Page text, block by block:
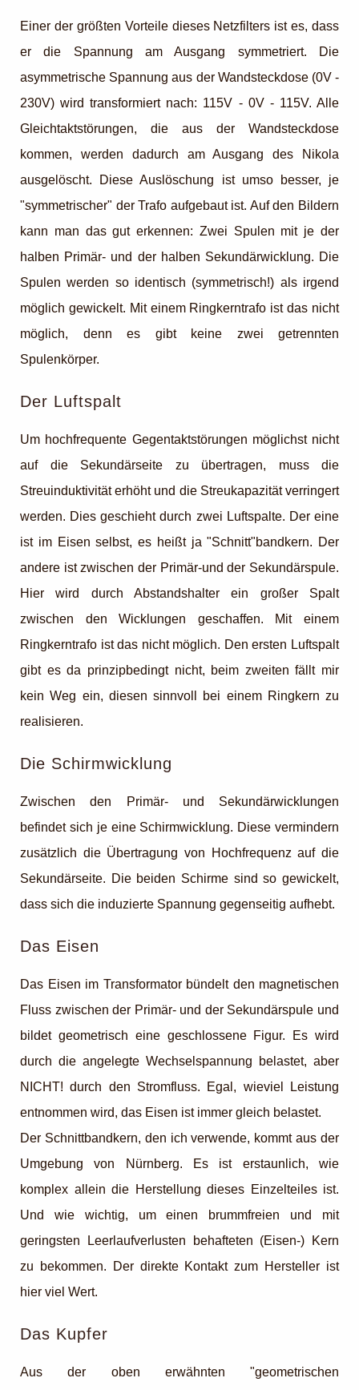
Einer der größten Vorteile dieses Netzfilters ist es, dass
er die Spannung am Ausgang symmetriert. Die
asymmetrische Spannung aus der Wandsteckdose (0V -
230V) wird transformiert nach: 115V - 0V - 115V. Alle
Gleichtaktstörungen, die aus der Wandsteckdose
kommen, werden dadurch am Ausgang des Nikola
ausgelöscht. Diese Auslöschung ist umso besser, je
"symmetrischer" der Trafo aufgebaut ist. Auf den Bildern
kann man das gut erkennen: Zwei Spulen mit je der
halben Primär- und der halben Sekundärwicklung. Die
Spulen werden so identisch (symmetrisch!) als irgend
möglich gewickelt. Mit einem Ringkerntrafo ist das nicht
möglich, denn es gibt keine zwei getrennten
Spulenkörper.
Der Luftspalt
Um hochfrequente Gegentaktstörungen möglichst nicht
auf die Sekundärseite zu übertragen, muss die
Streuinduktivität erhöht und die Streukapazität verringert
werden. Dies geschieht durch zwei Luftspalte. Der eine
ist im Eisen selbst, es heißt ja "Schnitt"bandkern. Der
andere ist zwischen der Primär-und der Sekundärspule.
Hier wird durch Abstandshalter ein großer Spalt
zwischen den Wicklungen geschaffen. Mit einem
Ringkerntrafo ist das nicht möglich. Den ersten Luftspalt
gibt es da prinzipbedingt nicht, beim zweiten fällt mir
kein Weg ein, diesen sinnvoll bei einem Ringkern zu
realisieren.
Die Schirmwicklung
Zwischen den Primär- und Sekundärwicklungen
befindet sich je eine Schirmwicklung. Diese vermindern
zusätzlich die Übertragung von Hochfrequenz auf die
Sekundärseite. Die beiden Schirme sind so gewickelt,
dass sich die induzierte Spannung gegenseitig aufhebt.
Das Eisen
Das Eisen im Transformator bündelt den magnetischen
Fluss zwischen der Primär- und der Sekundärspule und
bildet geometrisch eine geschlossene Figur. Es wird
durch die angelegte Wechselspannung belastet, aber
NICHT! durch den Stromfluss. Egal, wieviel Leistung
entnommen wird, das Eisen ist immer gleich belastet.
Der Schnittbandkern, den ich verwende, kommt aus der
Umgebung von Nürnberg. Es ist erstaunlich, wie
komplex allein die Herstellung dieses Einzelteiles ist.
Und wie wichtig, um einen brummfreien und mit
geringsten Leerlaufverlusten behafteten (Eisen-) Kern
zu bekommen. Der direkte Kontakt zum Hersteller ist
hier viel Wert.
Das Kupfer
Aus der oben erwähnten "geometrischen